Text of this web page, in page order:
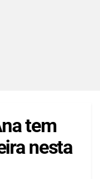
tem
nesta